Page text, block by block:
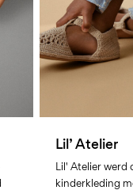
Lil’ Atelier
Lil' Atelier
kinderkleding